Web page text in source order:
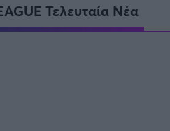
Τελευταία Νέα